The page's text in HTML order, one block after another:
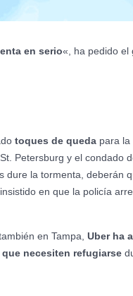
en serio«, ha pedido el
toques de queda para la
Petersburg y el condado
dure la tormenta, deberán
en que la policía
en Tampa, Uber ha
necesiten refugiarse